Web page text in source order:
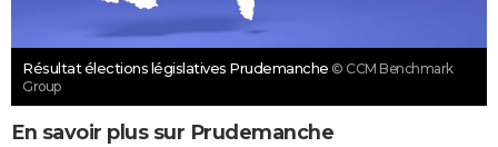
Résultat élections législatives Prudemanche © CCM Benchmark
Group
En savoir plus sur Prudemanche